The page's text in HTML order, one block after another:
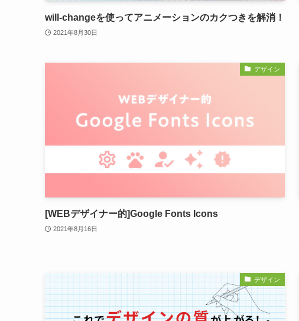
will-changeを使ってアニメーションのカクつきを解消！
2021年8月30日
デザイン
[WEBデザイナー的]Google Fonts Icons
2021年8月16日
デザイン